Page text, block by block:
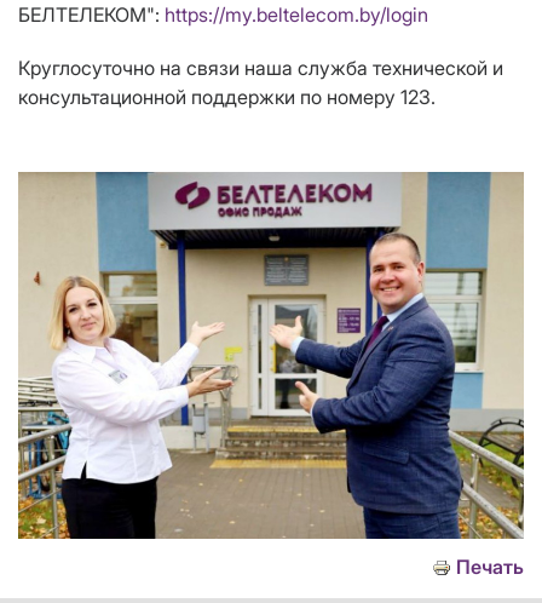
БЕЛТЕЛЕКОМ": https://my.beltelecom.by/login
Круглосуточно на связи наша служба технической и
консультационной поддержки по номеру 123.
Печать